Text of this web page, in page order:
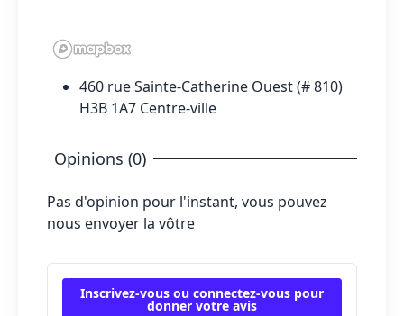
460 rue Sainte-Catherine Ouest (# 810)
H3B 1A7 Centre-ville
Opinions (0)
Pas d'opinion pour l'instant, vous pouvez
nous envoyer la vôtre
Inscrivez-vous ou connectez-vous pour
donner votre avis